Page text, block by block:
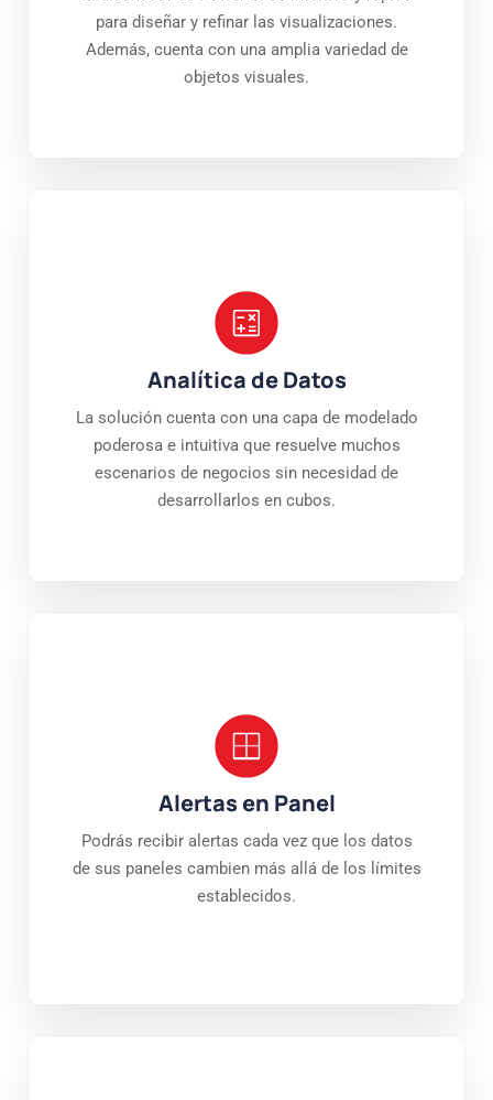
para diseñar y refinar las visualizaciones.
Además, cuenta con una amplia variedad de
objetos visuales.
Analítica de Datos
La solución cuenta con una capa de modelado
poderosa e intuitiva que resuelve muchos
escenarios de negocios sin necesidad de
desarrollarlos en cubos.
Alertas en Panel
Podrás recibir alertas cada vez que los datos
de sus paneles cambien más allá de los límites
establecidos.